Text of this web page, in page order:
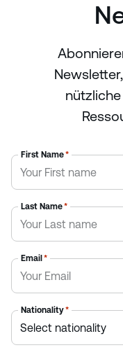
First Name*
Last Name*
Email *
Nationality*